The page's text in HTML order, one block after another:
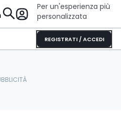
Per un'esperienza più
personalizzata
REGISTRATI / ACCEDI